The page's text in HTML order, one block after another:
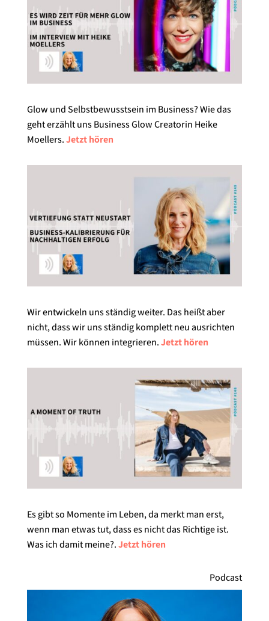
Glow und Selbstbewusstsein im Business? Wie das
geht erzählt uns Business Glow Creatorin Heike
Moellers.Jetzt hören
Wir entwickeln uns ständig weiter. Das heißt aber
nicht, dass wir uns ständig komplett neu ausrichten
müssen. Wir können integrieren.Jetzt hören
Es gibt so Momente im Leben, da merkt man erst,
wenn man etwas tut, dass es nicht das Richtige ist.
Was ich damit meine?​.Jetzt hören
Podcast